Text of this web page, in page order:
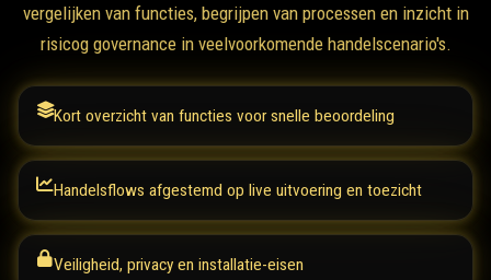
vergelijken van functies, begrijpen van processen en inzicht in
risicog governance in veelvoorkomende handelscenario's.
Kort overzicht van functies voor snelle beoordeling
Handelsflows afgestemd op live uitvoering en toezicht
Veiligheid, privacy en installatie-eisen